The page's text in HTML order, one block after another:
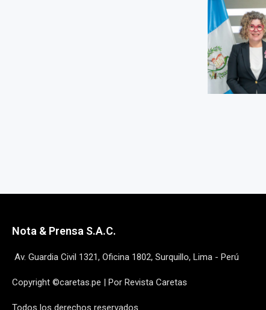
Nota & Prensa S.A.C.
Av. Guardia Civil 1321, Oficina 1802, Surquillo, Lima - Perú
Copyright ©caretas.pe | Por Revista Caretas
Todos los derechos reservados